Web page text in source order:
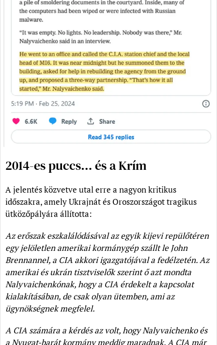
2014-es puccs… és a Krím
A jelentés közvetve utal erre a nagyon kritikus
időszakra, amely Ukrajnát és Oroszországot tragikus
ütközőpályára állította:
Az erőszak eszkalálódásával az egyik kijevi repülőtéren
egy jelöletlen amerikai kormánygép szállt le John
Brennannel, a CIA akkori igazgatójával a fedélzetén. Az
amerikai és ukrán tisztviselők szerint ő azt mondta
Nalyvaichenkónak, hogy a CIA érdekelt a kapcsolat
kialakításában, de csak olyan ütemben, ami az
ügynökségnek megfelel.
A CIA számára a kérdés az volt, hogy Nalyvaichenko és
a Nyugat-barát kormány meddig maradnak. A CIA már